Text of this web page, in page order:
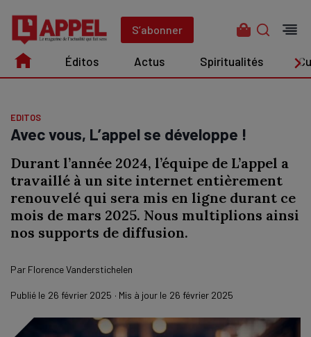
contenu
S’abonner
Édito Actus Spiritualités Culture
Éditos Actus Spiritualités
EDITOS
Avec vous, L’appel se développe !
Durant l’année 2024, l’équipe de L’appel a
travaillé à un site internet entièrement
renouvelé qui sera mis en ligne durant ce
mois de mars 2025. Nous multiplions ainsi
nos supports de diffusion.
Par Florence Vanderstichelen
Publié le 26 février 2025 · Mis à jour le 26 février 2025